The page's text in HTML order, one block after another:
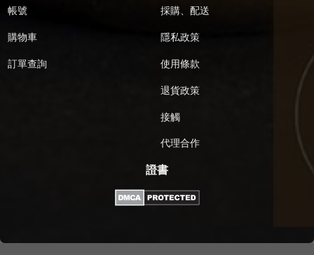
帳號
購物車
訂單查詢
採購、配送
隱私政策
使用條款
退貨政策
接觸
代理合作
證書